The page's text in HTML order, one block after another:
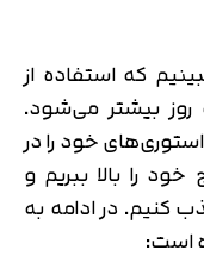
که استفاده از
روز بیشتر می‌شود.
خود را در
را بالا ببریم و
کنیم. در ادامه به
است: